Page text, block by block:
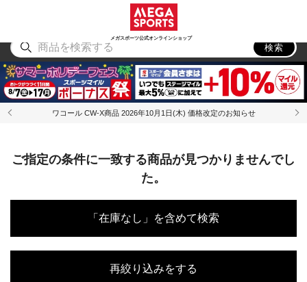
メガスポーツ公式オンラインショップ
アウトドア
検索
ワコール CW-X商品 2026年10月1日(木) 価格改定のお知らせ
ご指定の条件に一致する商品が見つかりませんでし
た。
「在庫なし」を含めて検索
再絞り込みをする